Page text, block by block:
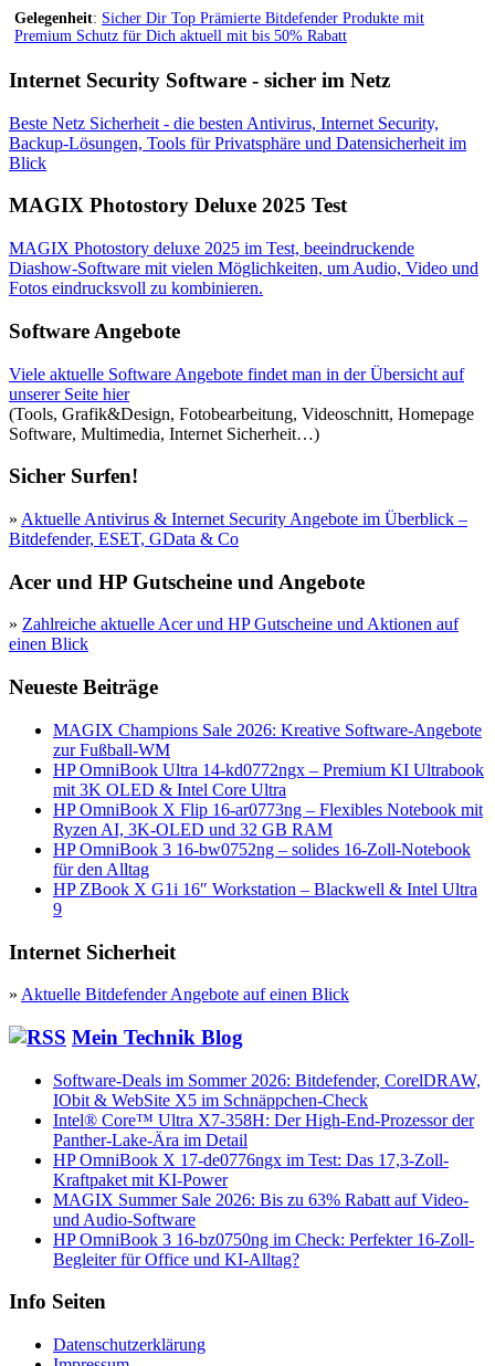
Gelegenheit: Sicher Dir Top Prämierte Bitdefender Produkte mit
Premium Schutz für Dich aktuell mit bis 50% Rabatt
Internet Security Software - sicher im Netz
Beste Netz Sicherheit - die besten Antivirus, Internet Security,
Backup-Lösungen, Tools für Privatsphäre und Datensicherheit im
Blick
MAGIX Photostory Deluxe 2025 Test
MAGIX Photostory deluxe 2025 im Test, beeindruckende
Diashow-Software mit vielen Möglichkeiten, um Audio, Video und
Fotos eindrucksvoll zu kombinieren.
Software Angebote
Viele aktuelle Software Angebote findet man in der Übersicht auf
unserer Seite hier
(Tools, Grafik&Design, Fotobearbeitung, Videoschnitt, Homepage
Software, Multimedia, Internet Sicherheit…)
Sicher Surfen!
» Aktuelle Antivirus & Internet Security Angebote im Überblick –
Bitdefender, ESET, GData & Co
Acer und HP Gutscheine und Angebote
» Zahlreiche aktuelle Acer und HP Gutscheine und Aktionen auf
einen Blick
Neueste Beiträge
MAGIX Champions Sale 2026: Kreative Software-Angebote
zur Fußball-WM
HP OmniBook Ultra 14-kd0772ngx – Premium KI Ultrabook
mit 3K OLED & Intel Core Ultra
HP OmniBook X Flip 16-ar0773ng – Flexibles Notebook mit
Ryzen AI, 3K-OLED und 32 GB RAM
HP OmniBook 3 16-bw0752ng – solides 16-Zoll-Notebook
für den Alltag
HP ZBook X G1i 16″ Workstation – Blackwell & Intel Ultra
9
Internet Sicherheit
» Aktuelle Bitdefender Angebote auf einen Blick
Mein Technik Blog
Software-Deals im Sommer 2026: Bitdefender, CorelDRAW,
IObit & WebSite X5 im Schnäppchen-Check
Intel® Core™ Ultra X7-358H: Der High-End-Prozessor der
Panther-Lake-Ära im Detail
HP OmniBook X 17-de0776ngx im Test: Das 17,3-Zoll-
Kraftpaket mit KI-Power
MAGIX Summer Sale 2026: Bis zu 63% Rabatt auf Video-
und Audio-Software
HP OmniBook 3 16-bz0750ng im Check: Perfekter 16-Zoll-
Begleiter für Office und KI-Alltag?
Info Seiten
Datenschutzerklärung